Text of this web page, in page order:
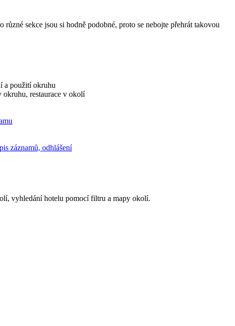
sekce jsou si hodně podobné, proto se nebojte přehrát takovou
a použití okruhu
restaurace v okolí
záznamů, odhlášení
vyhledání hotelu pomocí filtru a mapy okolí.